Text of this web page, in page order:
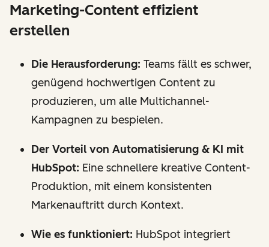
Marketing-Content effizient
erstellen
Die Herausforderung: Teams fällt es schwer,
genügend hochwertigen Content zu
produzieren, um alle Multichannel-
Kampagnen zu bespielen.
Der Vorteil von Automatisierung & KI mit
HubSpot: Eine schnellere kreative Content-
Produktion, mit einem konsistenten
Markenauftritt durch Kontext.
Wie es funktioniert: HubSpot integriert